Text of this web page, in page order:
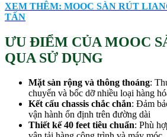
XEM THÊM: MOOC SÀN RÚT
TẤN
ƯU ĐIỂM CỦA MOOC
QUA SỬ DỤNG
Mặt sàn rộng và thông thoáng:
chuyển và bốc dỡ nhiều loại hàng
Kết cấu chassis chắc chắn: Đảm
vận hành ổn định trên đường dài
Thiết kế 40 feet tiêu chuẩn: Phù